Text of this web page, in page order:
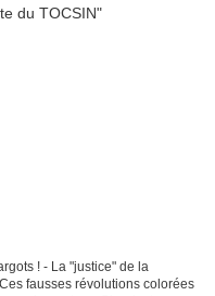
! - La "justice" de la
fausses révolutions colorées